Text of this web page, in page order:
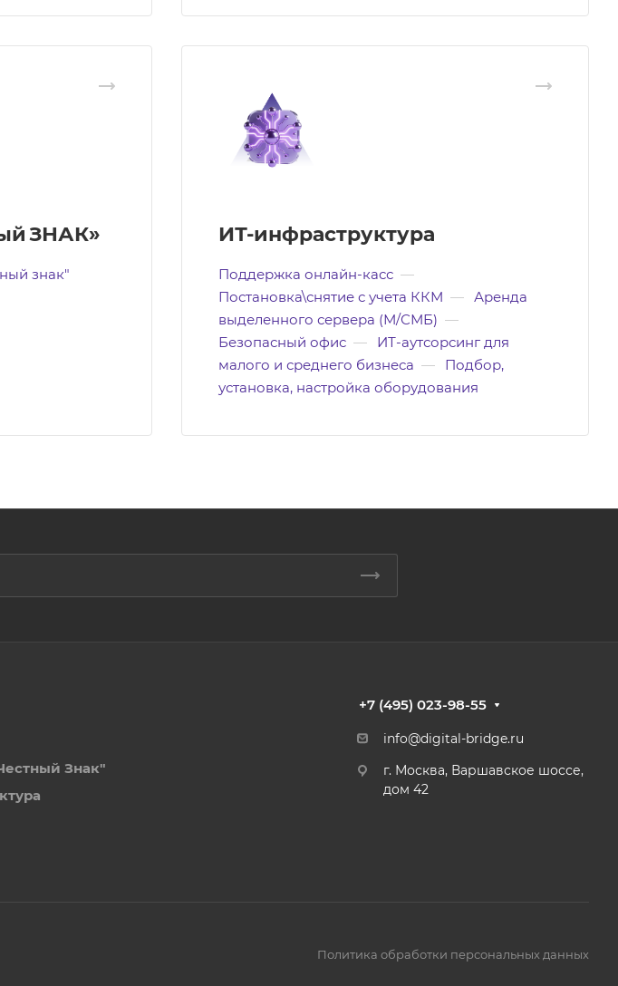
ЗНАК»
знак"
ИТ-инфраструктура
Поддержка онлайн-касс —
Постановка\снятие с учета ККМ — Аренда
выделенного сервера (М/СМБ) —
Безопасный офис —
ИТ-аутсорсинг для
малого и среднего бизнеса —
Подбор,
установка, настройка оборудования
Знак"
+7 (495) 023-98-55
info@digital-bridge.ru
г. Москва, Варшавское шоссе,
дом 42
Политика обработки персональных данных